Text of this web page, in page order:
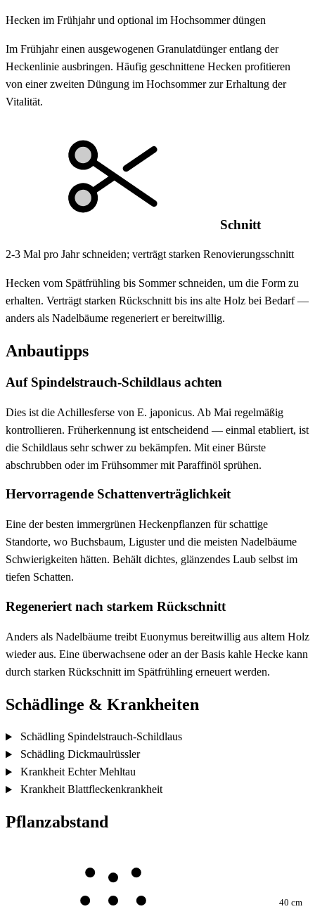
Hecken im Frühjahr und optional im Hochsommer düngen
Im Frühjahr einen ausgewogenen Granulatdünger entlang der
Heckenlinie ausbringen. Häufig geschnittene Hecken profitieren
von einer zweiten Düngung im Hochsommer zur Erhaltung der
Vitalität.
Schnitt
2-3 Mal pro Jahr schneiden; verträgt starken Renovierungsschnitt
Hecken vom Spätfrühling bis Sommer schneiden, um die Form zu
erhalten. Verträgt starken Rückschnitt bis ins alte Holz bei Bedarf —
anders als Nadelbäume regeneriert er bereitwillig.
Anbautipps
Auf Spindelstrauch-Schildlaus achten
Dies ist die Achillesferse von E. japonicus. Ab Mai regelmäßig
kontrollieren. Früherkennung ist entscheidend — einmal etabliert, ist
die Schildlaus sehr schwer zu bekämpfen. Mit einer Bürste
abschrubben oder im Frühsommer mit Paraffinöl sprühen.
Hervorragende Schattenverträglichkeit
Eine der besten immergrünen Heckenpflanzen für schattige
Standorte, wo Buchsbaum, Liguster und die meisten Nadelbäume
Schwierigkeiten hätten. Behält dichtes, glänzendes Laub selbst im
tiefen Schatten.
Regeneriert nach starkem Rückschnitt
Anders als Nadelbäume treibt Euonymus bereitwillig aus altem Holz
wieder aus. Eine überwachsene oder an der Basis kahle Hecke kann
durch starken Rückschnitt im Spätfrühling erneuert werden.
Schädlinge & Krankheiten
Schädling Spindelstrauch-Schildlaus
Schädling Dickmaulrüssler
KrankheitEchter Mehltau
KrankheitBlattfleckenkrankheit
Pflanzabstand
40 cm